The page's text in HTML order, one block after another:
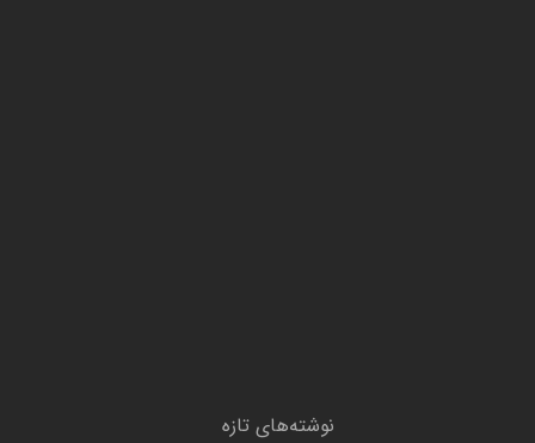
نوشته‌های تازه